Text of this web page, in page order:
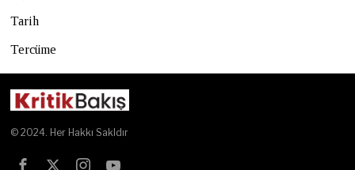
Tarih
Tercüme
© 2024. Her Hakkı Sakldır